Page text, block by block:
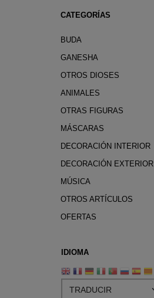
CATEGORÍAS
BUDA
GANESHA
OTROS DIOSES
ANIMALES
OTRAS FIGURAS
MÁSCARAS
DECORACIÓN INTERIOR
DECORACIÓN EXTERIOR
MÚSICA
OTROS ARTÍCULOS
OFERTAS
IDIOMA